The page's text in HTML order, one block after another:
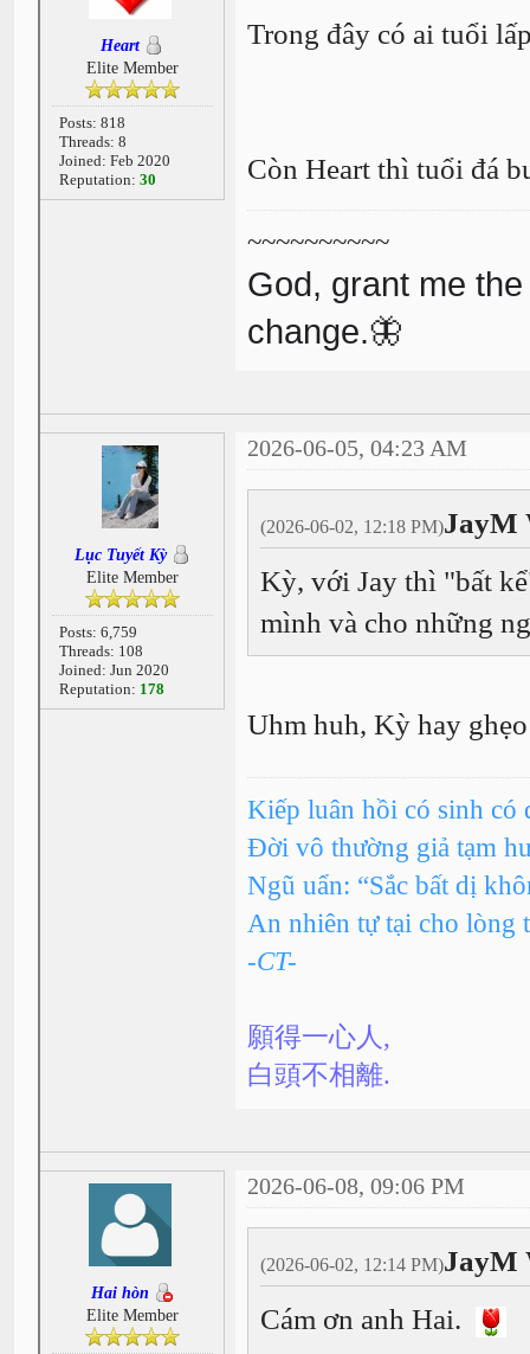
Heart
Elite Member
Posts: 818
Threads: 8
Joined: Feb 2020
Reputation: 30
Trong đây có ai tuổi
Còn Heart thì tuổi đá
~~~~~~~~~~
God, grant me
change.🦋
Lục Tuyết Kỳ
Elite Member
Posts: 6,759
Threads: 108
Joined: Jun 2020
Reputation: 178
2026-06-05, 04:23 AM
(2026-06-02, 12:18 PM)JayM
Kỳ, với Jay thì "bất
mình và cho những
Uhm huh, Kỳ hay
Kiếp luân hồi có sinh có
Đời vô thường giả tạm
Ngũ uẩn: “Sắc bất dị
An nhiên tự tại cho lòng
-CT-
願得一心人,
白頭不相離.
Hai hòn
Elite Member
2026-06-08, 09:06 PM
(2026-06-02, 12:14 PM)JayM
Cám ơn anh Hai.